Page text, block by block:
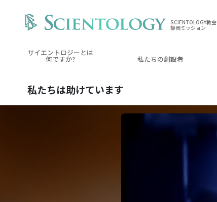
SCIENTOLOGY教会
静岡ミッション
サイエントロジーとは
何ですか? 私たちの創設者
私たちは助けています